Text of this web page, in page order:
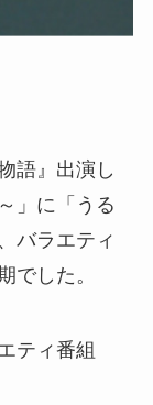
語』出演し
」に「うる
バラエティ
でした。
ティ番組